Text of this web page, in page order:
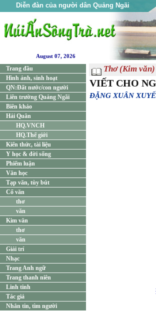
Diễn đàn của người dân Quảng Ngãi
August 07, 2026
Trang đầu
Hình ảnh, sinh hoạt
QN:Đất nước/con người
Liên trường Quảng Ngãi
Biên khảo
Hải Quân
HQ.VNCH
HQ.Thế giới
Kiến thức, tài liệu
Y học & đời sống
Phiếm luận
Văn học
Tạp văn, tùy bút
Cổ văn
thơ
văn
Kim văn
thơ
văn
Giải trí
Nhạc
Trang Anh ngữ
Trang thanh niên
Linh tinh
Tác giả
Nhắn tin, tìm người
Thơ (Kim văn)
VIẾT CHO
ĐẶNG XUÂN